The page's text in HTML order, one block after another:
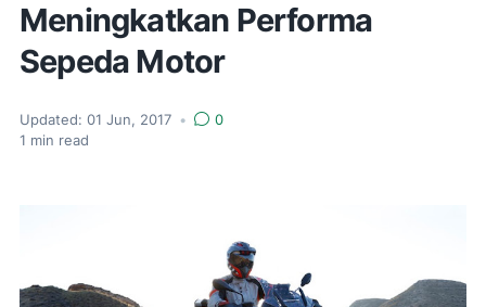
Meningkatkan Performa
Sepeda Motor
Updated: 01 Jun, 2017 •
0
1 min read